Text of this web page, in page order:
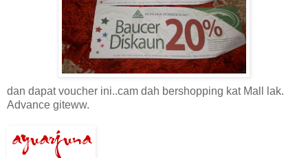
dan dapat voucher ini..cam dah bershopping kat Mall lak.
Advance giteww.